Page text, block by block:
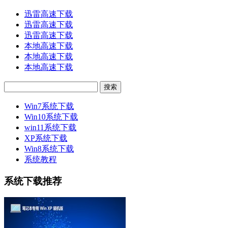
迅雷高速下载
迅雷高速下载
迅雷高速下载
本地高速下载
本地高速下载
本地高速下载
Win7系统下载
Win10系统下载
win11系统下载
XP系统下载
Win8系统下载
系统教程
系统下载推荐